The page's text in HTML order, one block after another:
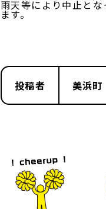
雨天等により中止と
ます。
投稿者 美浜町